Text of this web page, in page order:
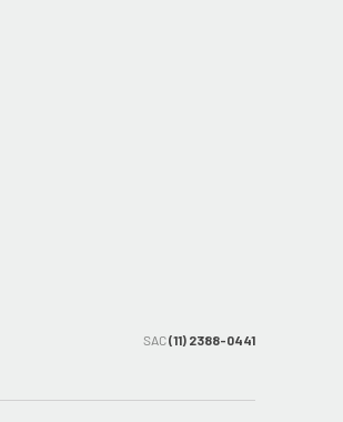
SAC(11) 2388-0441